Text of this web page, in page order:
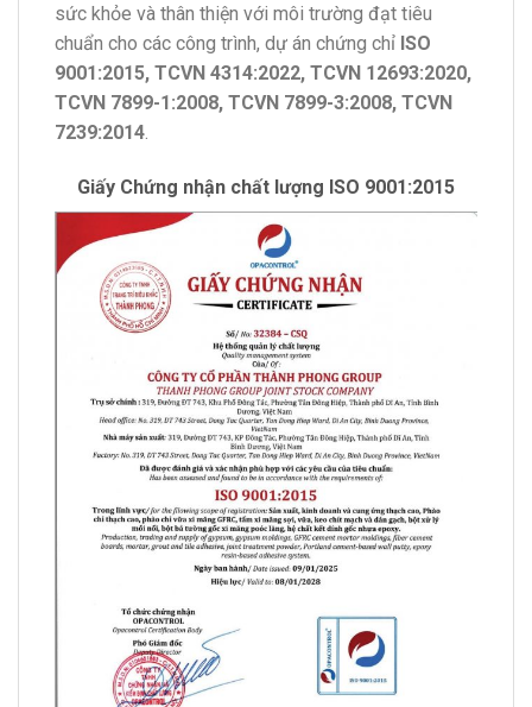
sức khỏe và thân thiện với môi trường đạt tiêu
chuẩn cho các công trình, dự án chứng chỉ ISO
9001:2015, TCVN 4314:2022, TCVN 12693:2020,
TCVN 7899-1:2008, TCVN 7899-3:2008, TCVN
7239:2014
Giấy Chứng nhận chất lượng ISO 9001:2015